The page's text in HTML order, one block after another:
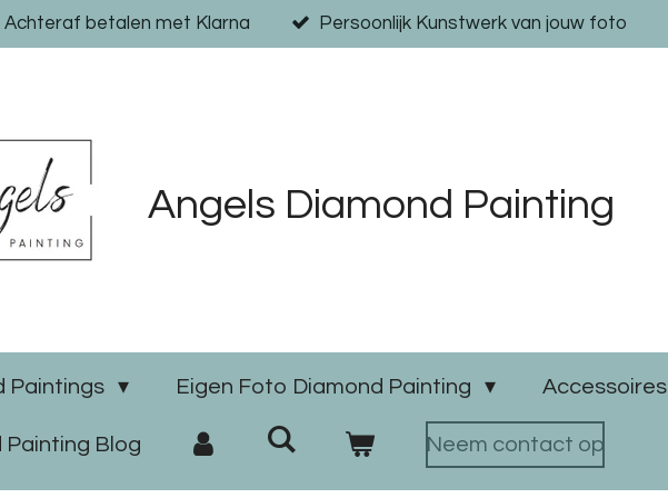
Achteraf betalen met Klarna Persoonlijk Kunstwerk van jouw foto
Angels Diamond Painting
Paintings Eigen Foto Diamond Painting Accessoires
Painting Blog Neem contact op